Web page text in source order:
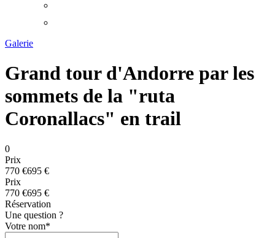
Galerie
Grand tour d'Andorre par les
sommets de la "ruta
Coronallacs" en trail
0
Prix
770 €695 €
Prix
770 €695 €
Réservation
Une question ?
Votre nom*